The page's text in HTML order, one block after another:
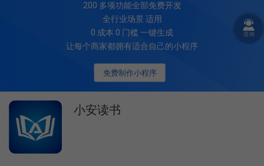
免费制作小程序
200 多项功能全部免费开发
全行业场景 适用
0 成本 0 门槛 一键生成
让每个商家都拥有适合自己的小程序
小安读书